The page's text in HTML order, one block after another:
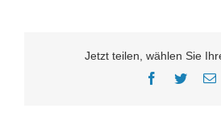
Jetzt teilen, wählen Sie
Facebook
TwitterE-